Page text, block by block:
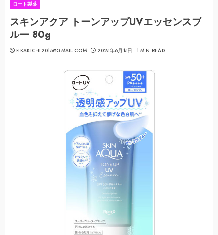
ロート製薬
スキンアクア トーンアップUVエッセンスブ
ルー 80g
PIKAKICHI2015@GMAIL.COM 2025年6月15日 1 MIN READ